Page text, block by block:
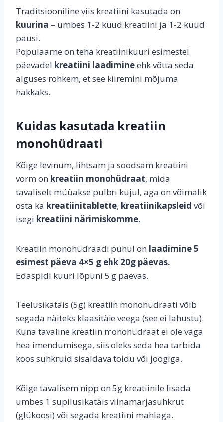
Traditsiooniline viis kreatiini kasutada on
kuurina – umbes 1-2 kuud kreatiini ja 1-2 kuud
pausi.
Populaarne on teha kreatiinikuuri esimestel
päevadel kreatiini laadimineehk võtta seda
alguses rohkem, et see kiiremini mõjuma
hakkaks.
Kuidas kasutada kreatiin
monohüdraati
Kõige levinum, lihtsam ja soodsam kreatiini
vorm on kreatiin monohüdraat, mida
tavaliselt müüakse pulbri kujul, aga on võimalik
osta ka kreatiinitablette, kreatiinikapsleid või
isegi kreatiini närimiskomme.
Kreatiin monohüdraadi puhul on laadimine 5
esimest päeva 4×5 g ehk 20g päevas.
Edaspidi kuuri lõpuni 5 g päevas.
Teelusikatäis (5g) kreatiin monohüdraati võib
segada näiteks klaasitäie veega (see ei lahustu).
Kuna tavaline kreatiin monohüdraat ei ole väga
hea imendumisega, siis oleks seda hea tarbida
koos suhkruid sisaldava toidu või joogiga.
Kõige tavalisem nipp on 5g kreatiinile lisada
umbes 1 supilusikatäis viinamarjasuhkrut
(glükoosi) või segada kreatiini mahlaga.